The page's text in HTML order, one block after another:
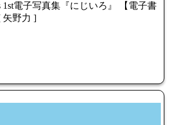
1st電子写真集『にじいろ』 【電子書
矢野力 ]